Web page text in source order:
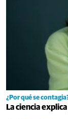
¿Por qué se
La ciencia